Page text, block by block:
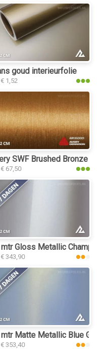
goud interieurfolie
1,52
SWF Brushed Bronze
67,50
interieurfolie
Gloss Metallic
343,90
Matte Metallic Blue
353,40